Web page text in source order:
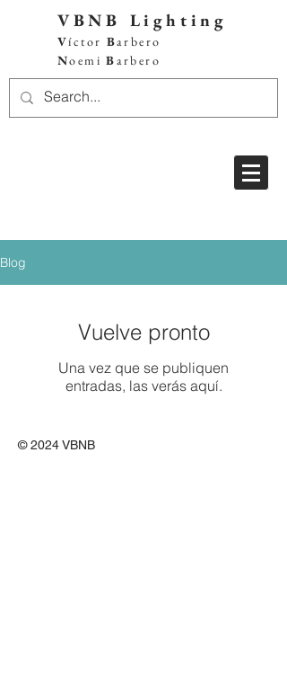
VBNB Lighting
Víctor Barbero
NoemiBarbero
Blog
Vuelve pronto
Una vez que se publiquen
entradas, las verás aquí.
© 2024 VBNB